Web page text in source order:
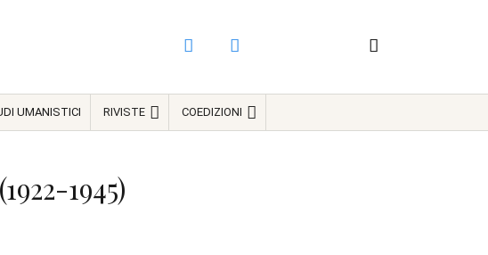
UMANISTICI RIVISTE COEDIZIONI
1945)